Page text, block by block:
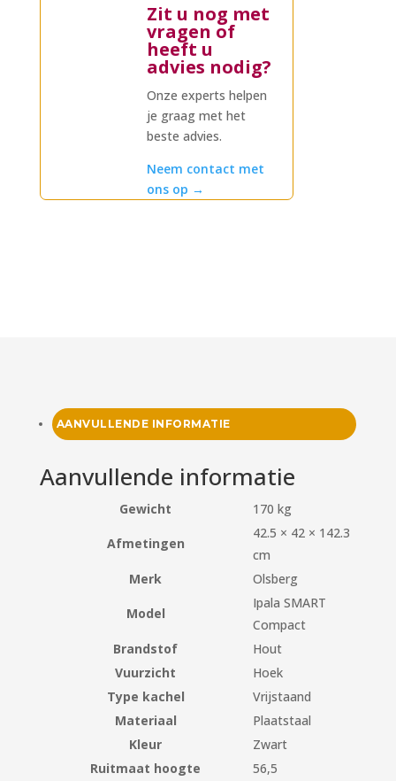
Zit u nog met
vragen of
heeft u
advies nodig?
Onze experts helpen
je graag met het
beste advies.
Neem contact met
ons op →
AANVULLENDE INFORMATIE
Aanvullende informatie
Gewicht 170 kg
Afmetingen
42.5 × 42 × 142.3
cm
Merk
Olsberg
Model
Ipala SMART
Compact
Brandstof
Hout
Vuurzicht
Hoek
Type kachel
Vrijstaand
Materiaal
Plaatstaal
Kleur
Zwart
Ruitmaat hoogte
56,5